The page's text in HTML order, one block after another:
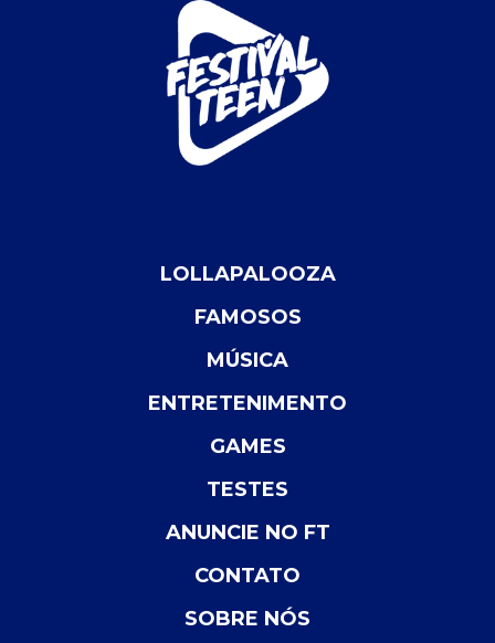
LOLLAPALOOZA
FAMOSOS
MÚSICA
ENTRETENIMENTO
GAMES
TESTES
ANUNCIE NO FT
CONTATO
SOBRE NÓS